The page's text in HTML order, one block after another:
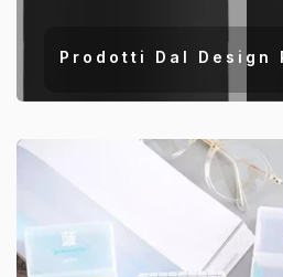
Prodotti Dal Design